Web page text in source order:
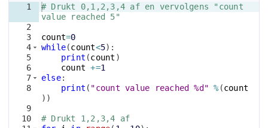
1
2
3
4
5
6
7
8
9
10
# Drukt 0,1,2,3,4 af en vervolgens "count
value reached 5"
count=0
while(count<5) :
print (count )
count +=1
else:
print ( "count value reached %d" % (count
))
# Drukt 1,2,3,4 af